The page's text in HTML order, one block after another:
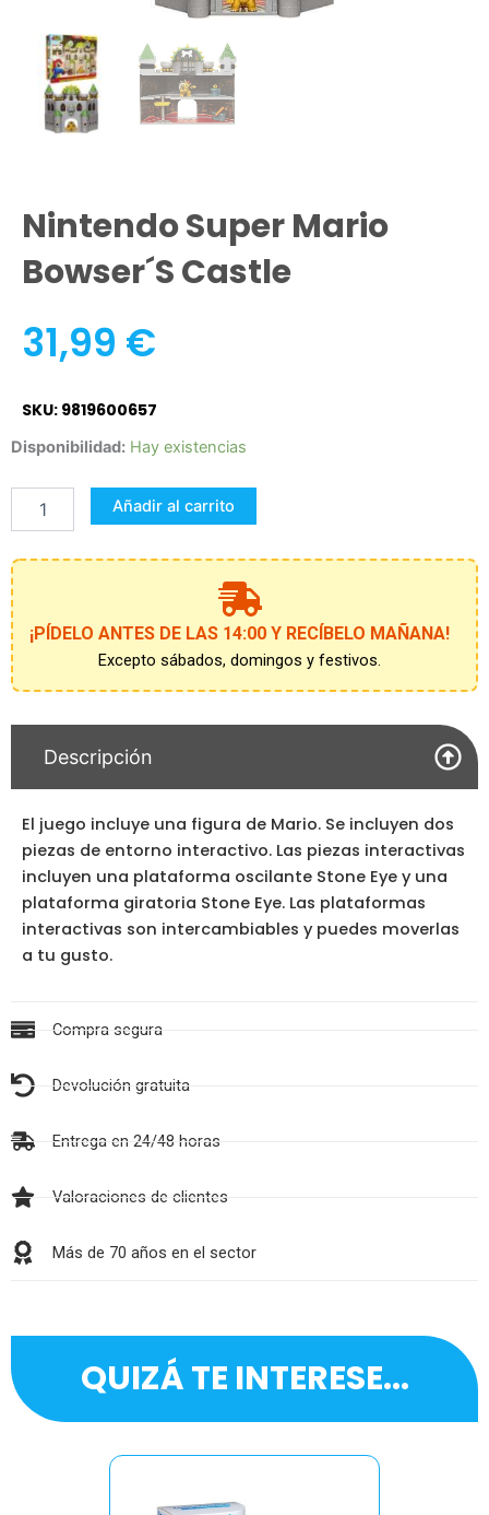
Nintendo Super Mario
Bowser´s Castle
31,99 €
SKU: 9819600657
Disponibilidad: Hay existencias
Nintendo
Mario
Bowser
´s
cantidad
Añadir al carrito
¡PÍDELO ANTES DE LAS 14:00 Y RECÍBELO MAÑANA!
Excepto sábados, domingos y festivos.
Descripción
El juego incluye una figura de Mario. Se incluyen dos
piezas de entorno interactivo. Las piezas interactivas
incluyen una plataforma oscilante Stone Eye y una
plataforma giratoria Stone Eye. Las plataformas
interactivas son intercambiables y puedes moverlas
a tu gusto.
Compra segura
Devolución gratuita
Entrega en 24/48 horas
Valoraciones de clientes
Más de 70 años en el sector
QUIZÁ TE INTERESE...